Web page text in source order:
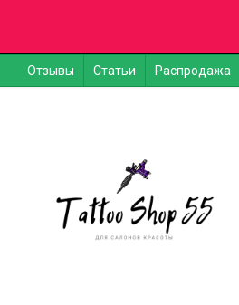
Отзывы Статьи Распродажа